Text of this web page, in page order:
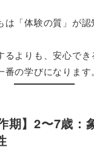
は「体験の質」が認
るよりも、安心で
の学びになります。
】2〜7歳：